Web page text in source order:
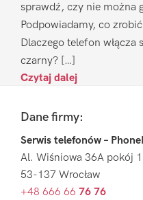
sprawdź, czy nie można
Podpowiadamy, co
Dlaczego telefon
czarny? […]
Czytaj dalej
FooterDane firmy:
Serwis telefonów –
Al. Wiśniowa 36A pokój
53-137 Wrocław
+48 666 66 76 76